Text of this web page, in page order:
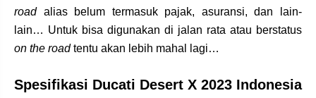
roadalias belum termasuk pajak, asuransi, dan lain-
lain… Untuk bisa digunakan di jalan rata atau berstatus
on the roadtentu akan lebih mahal lagi…
Spesifikasi Ducati Desert X 2023 Indonesia